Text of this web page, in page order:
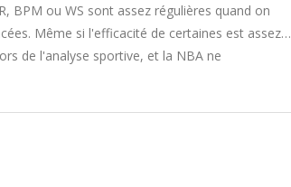
BPM ou WS sont assez régulières quand on
Même si l'efficacité de certaines est assez…
de l'analyse sportive, et la NBA ne